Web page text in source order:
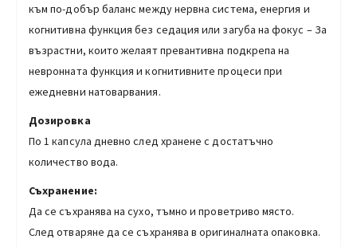
към по-добър баланс между нервна система, енергия и
когнитивна функция без седация или загуба на фокус – За
възрастни, които желаят превантивна подкрепа на
невронната функция и когнитивните процеси при
ежедневни натоварвания.
Дозировка
По 1 капсула дневно след хранене с достатъчно
количество вода.
Съхранение:
Да се съхранява на сухо, тъмно и проветриво място.
След отваряне да се съхранява в оригиналната опаковка.